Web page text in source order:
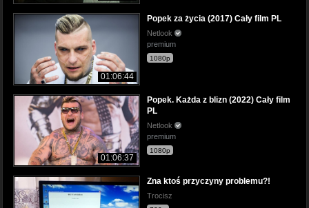
01:06:44
Popek za życia (2017) Cały film PL
Netlook
premium
1080p
01:06:37
Popek. Każda z blizn (2022) Cały film
PL
Netlook
premium
1080p
Zna ktoś przyczyny problemu?!
Trocisz